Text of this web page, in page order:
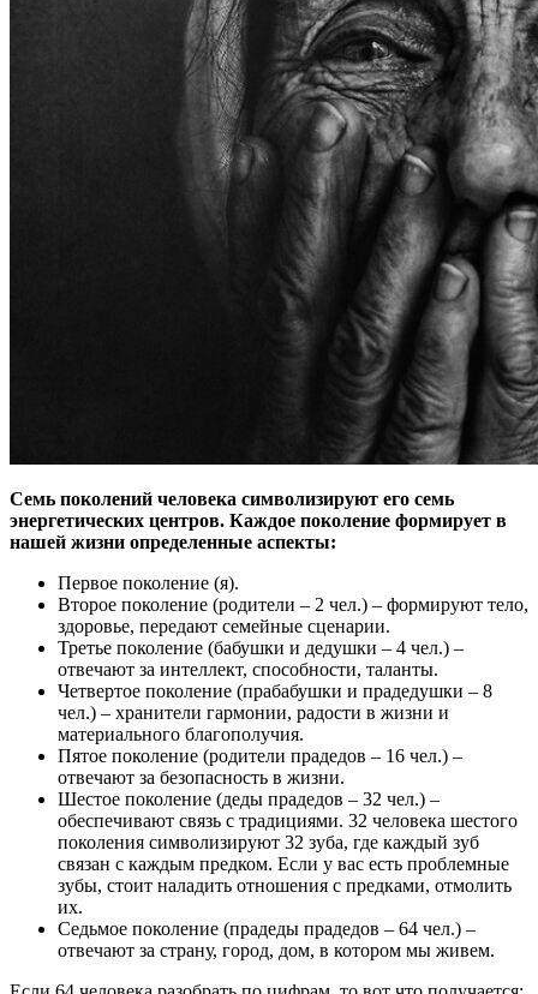
Семь поколений человека символизируют его семь
энергетических центров. Каждое поколение формирует в
нашей жизни определенные аспекты:
Первое поколение (я).
Второе поколение (родители – 2 чел.) – формируют тело,
здоровье, передают семейные сценарии.
Третье поколение (бабушки и дедушки – 4 чел.) –
отвечают за интеллект, способности, таланты.
Четвертое поколение (прабабушки и прадедушки – 8
чел.) – хранители гармонии, радости в жизни и
материального благополучия.
Пятое поколение (родители прадедов – 16 чел.) –
отвечают за безопасность в жизни.
Шестое поколение (деды прадедов – 32 чел.) –
обеспечивают связь с традициями. 32 человека шестого
поколения символизируют 32 зуба, где каждый зуб
связан с каждым предком. Если у вас есть проблемные
зубы, стоит наладить отношения с предками, отмолить
их.
Седьмое поколение (прадеды прадедов – 64 чел.) –
отвечают за страну, город, дом, в котором мы живем.